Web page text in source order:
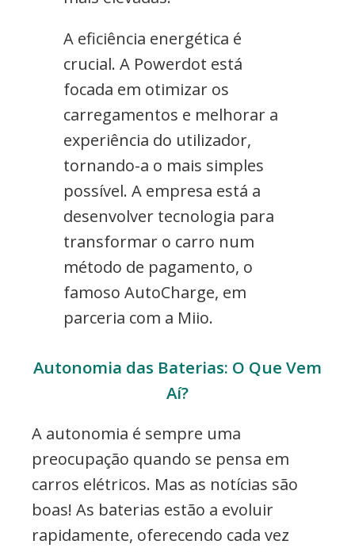
A eficiência energética é
crucial. A Powerdot está
focada em otimizar os
carregamentos e melhorar a
experiência do utilizador,
tornando-a o mais simples
possível. A empresa está a
desenvolver tecnologia para
transformar o carro num
método de pagamento, o
famoso AutoCharge, em
parceria com a Miio.
Autonomia das Baterias: O Que Vem
Aí?
A autonomia é sempre uma
preocupação quando se pensa em
carros elétricos. Mas as notícias são
boas! As baterias estão a evoluir
rapidamente, oferecendo cada vez